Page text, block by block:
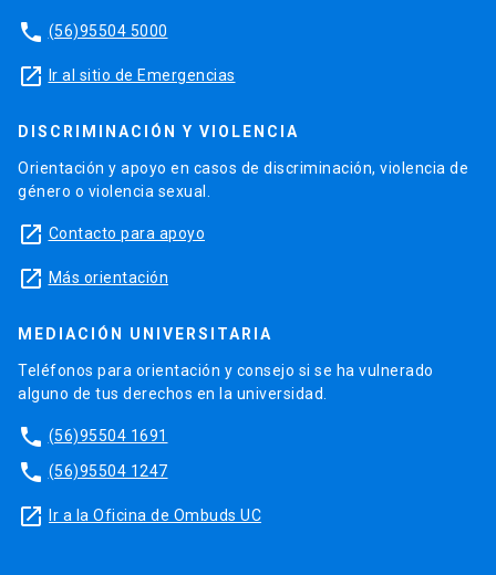
phone (56)95504 5000
launch Ir al sitio de Emergencias
DISCRIMINACIÓN Y VIOLENCIA
Orientación y apoyo en casos de discriminación, violencia de
género o violencia sexual.
launch Contacto para apoyo
launch Más orientación
MEDIACIÓN UNIVERSITARIA
Teléfonos para orientación y consejo si se ha vulnerado
alguno de tus derechos en la universidad.
phone (56)95504 1691
phone (56)95504 1247
launch Ir a la Oficina de Ombuds UC